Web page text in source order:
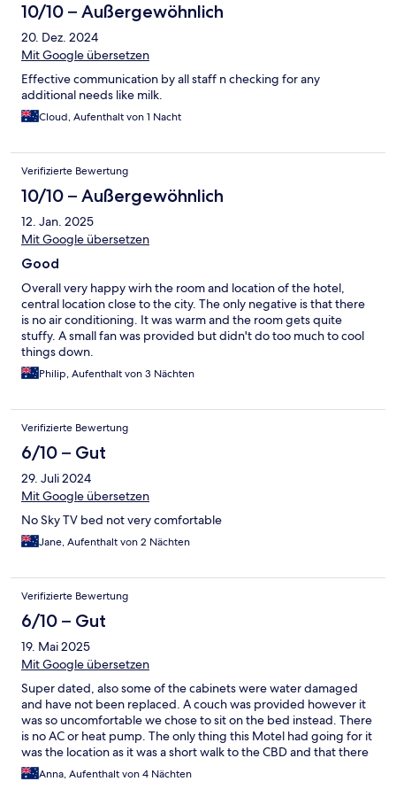
10/10 – Außergewöhnlich
20. Dez. 2024
Mit Google übersetzen
Effective communication by all staff n checking for any
additional needs like milk.
Cloud, Aufenthalt von 1 Nacht
Verifizierte Bewertung
10/10 – Außergewöhnlich
12. Jan. 2025
Mit Google übersetzen
Good
Overall very happy wirh the room and location of the hotel,
central location close to the city. The only negative is that there
is no air conditioning. It was warm and the room gets quite
stuffy. A small fan was provided but didn't do too much to cool
things down.
Philip, Aufenthalt von 3 Nächten
Verifizierte Bewertung
6/10 – Gut
29. Juli 2024
Mit Google übersetzen
No Sky TV bed not very comfortable
Jane, Aufenthalt von 2 Nächten
Verifizierte Bewertung
6/10 – Gut
19. Mai 2025
Mit Google übersetzen
Super dated, also some of the cabinets were water damaged
and have not been replaced. A couch was provided however it
was so uncomfortable we chose to sit on the bed instead. There
is no AC or heat pump. The only thing this Motel had going for it
was the location as it was a short walk to the CBD and that there
is free parking in site. Suffice to say I would not stay here again.
Anna, Aufenthalt von 4 Nächten